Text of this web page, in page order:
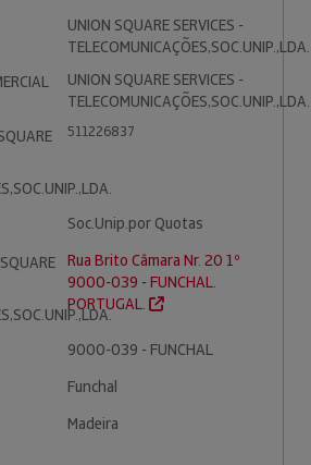
UNION SQUARE SERVICES -
TELECOMUNICAÇÕES,SOC.UNIP.,LDA.
UNION SQUARE SERVICES -
TELECOMUNICAÇÕES,SOC.UNIP.,LDA.
511226837
Soc.Unip.por Quotas
Rua Brito Câmara Nr. 20 1º
9000-039 - FUNCHAL.
PORTUGAL.
9000-039 - FUNCHAL
Funchal
Madeira